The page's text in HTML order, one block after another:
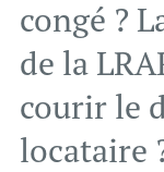
congé ?
de la
courir le
locataire